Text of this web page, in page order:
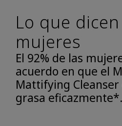
Lo que
mujeres
El 92% de las
acuerdo en que el
Mattifying
grasa eficazmente*.